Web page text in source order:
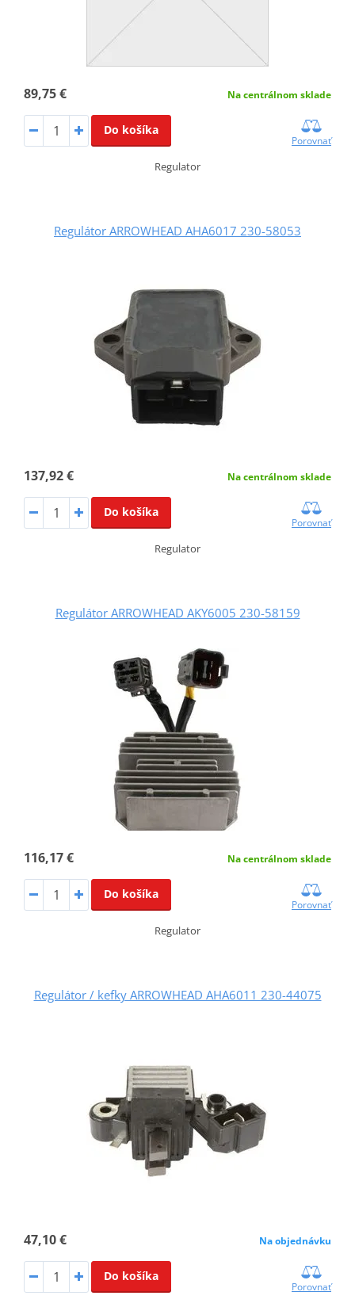
89,75 € Na centrálnom sklade
Do košíka
Porovnať
Regulator
Regulátor ARROWHEAD AHA6017 230-58053
137,92 € Na centrálnom sklade
Do košíka
Porovnať
Regulator
Regulátor ARROWHEAD AKY6005 230-58159
116,17 € Na centrálnom sklade
Do košíka
Porovnať
Regulator
Regulátor / kefky ARROWHEAD AHA6011 230-44075
47,10 € Na objednávku
Do košíka
Porovnať